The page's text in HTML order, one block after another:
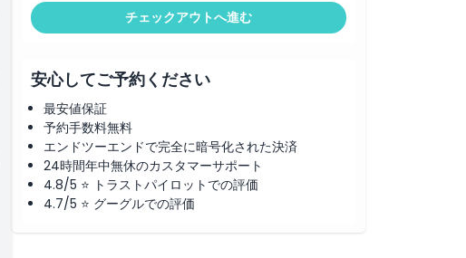
チェックアウトへ進む
安心してご予約ください
最安値保証
予約手数料無料
エンドツーエンドで完全に暗号化された決済
24時間年中無休のカスタマーサポート
4.8/5 ⭐ トラストパイロットでの評価
4.7/5 ⭐ グーグルでの評価